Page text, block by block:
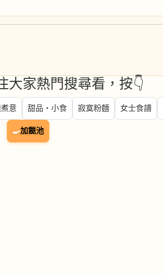
大家熱門搜尋看，按👇
意 甜品・小食 寂寞粉麵 女士食譜
🍳加餸池